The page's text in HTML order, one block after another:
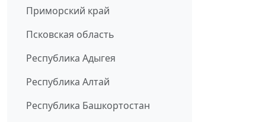
Приморский край
Псковская область
Республика Адыгея
Республика Алтай
Республика Башкортостан